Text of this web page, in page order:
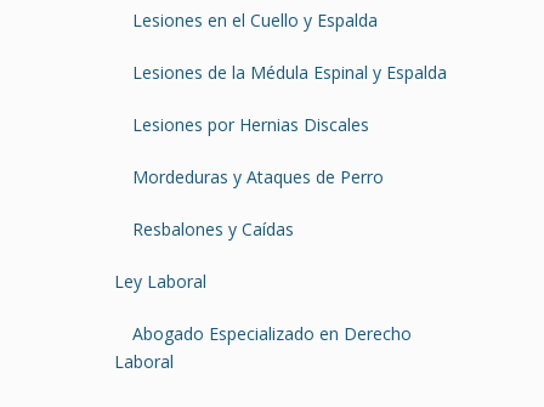
Lesiones en el Cuello y Espalda
Lesiones de la Médula Espinal y Espalda
Lesiones por Hernias Discales
Mordeduras y Ataques de Perro
Resbalones y Caídas
Ley Laboral
Abogado Especializado en Derecho
Laboral